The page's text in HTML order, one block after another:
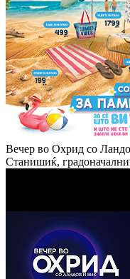
Вечер во Охрид со
Станишиќ,